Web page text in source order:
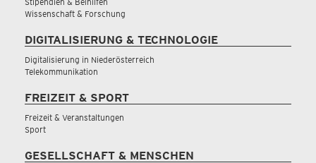
Wissenschaft & Forschung
DIGITALISIERUNG & TECHNOLOGIE
Digitalisierung in Niederösterreich
Telekommunikation
FREIZEIT & SPORT
Freizeit & Veranstaltungen
Sport
GESELLSCHAFT & MENSCHEN